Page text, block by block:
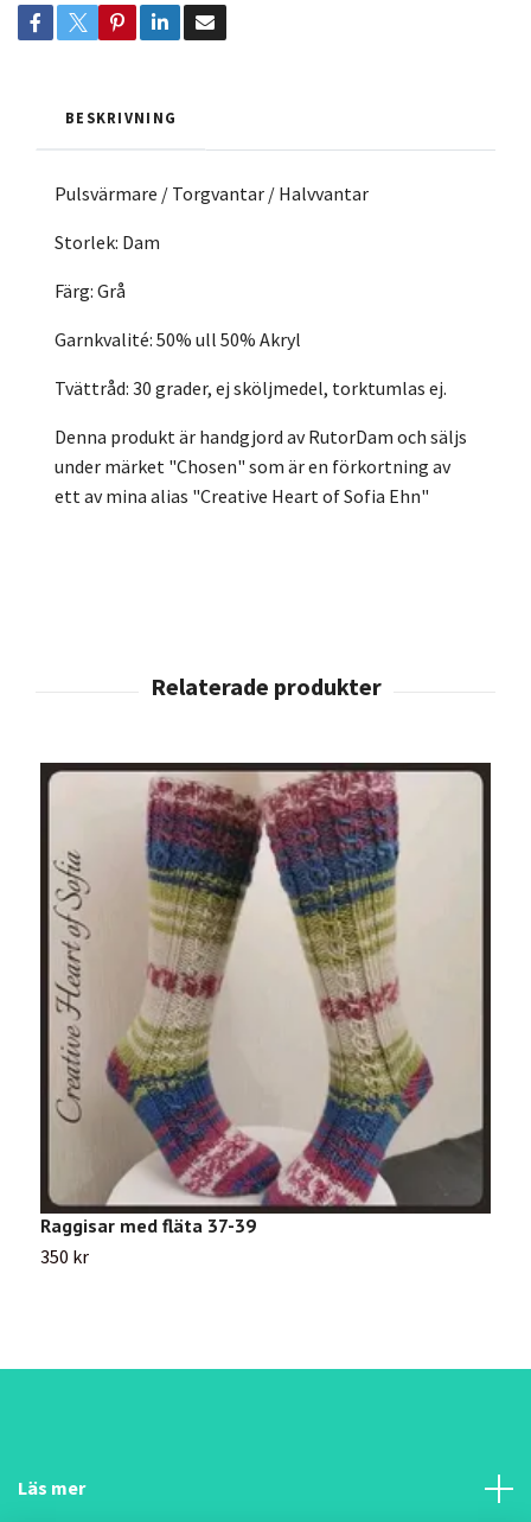
BESKRIVNING
Pulsvärmare / Torgvantar / Halvvantar
Storlek: Dam
Färg: Grå
Garnkvalité: 50% ull 50% Akryl
Tvättråd: 30 grader, ej sköljmedel, torktumlas ej.
Denna produkt är handgjord av RutorDam och säljs
under märket "Chosen" som är en förkortning av
ett av mina alias "Creative Heart of Sofia Ehn"
Raggisar med fläta 37-39
350 kr
Läs mer